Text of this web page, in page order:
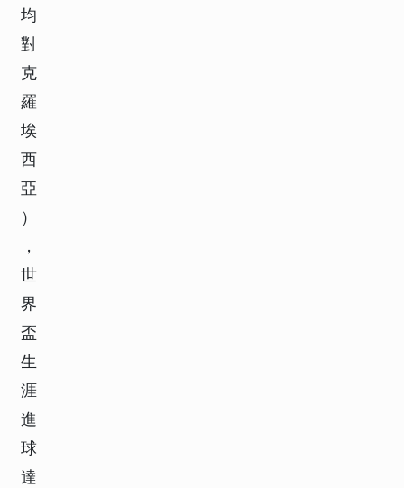
均
對
克
羅
埃
西
亞
）
，
世
界
盃
生
涯
進
球
達